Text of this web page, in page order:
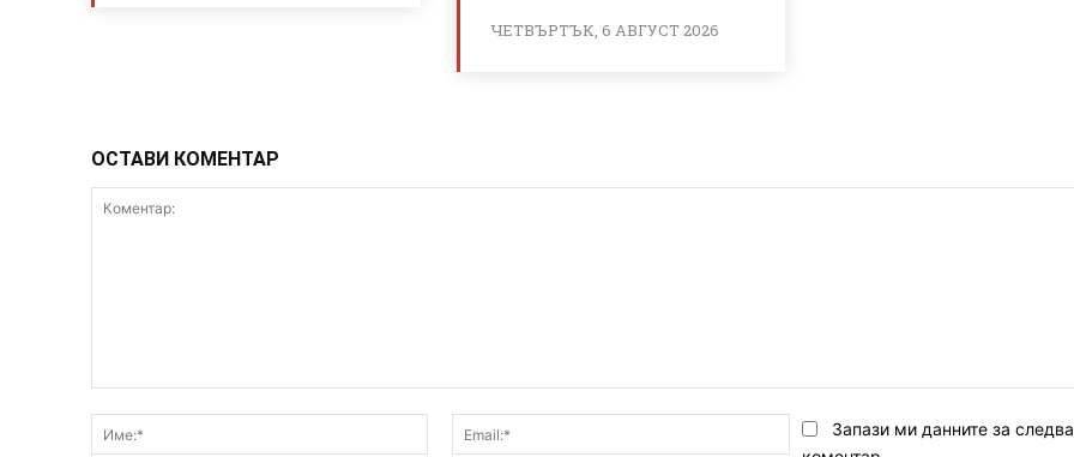
ЧЕТВЪРТЪК, 6 АВГУСТ 2026
ОСТАВИ КОМЕНТАР
Име:*
Email:*Запази ми данните за